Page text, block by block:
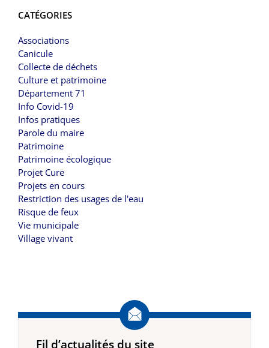
CATÉGORIES
Associations
Canicule
Collecte de déchets
Culture et patrimoine
Département 71
Info Covid-19
Infos pratiques
Parole du maire
Patrimoine
Patrimoine écologique
Projet Cure
Projets en cours
Restriction des usages de l'eau
Risque de feux
Vie municipale
Village vivant
Fil d’actualités du site